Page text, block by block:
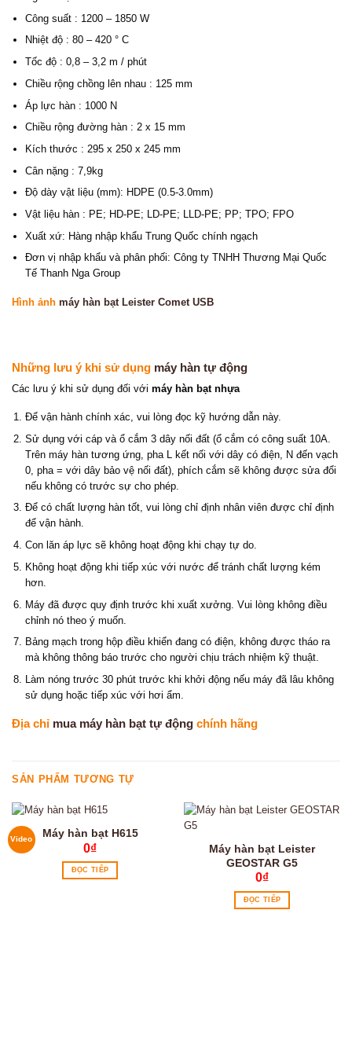
Công suất : 1200 – 1850 W
Nhiệt độ : 80 – 420 ° C
Tốc độ : 0,8 – 3,2 m / phút
Chiều rộng chồng lên nhau : 125 mm
Áp lực hàn : 1000 N
Chiều rộng đường hàn : 2 x 15 mm
Kích thước : 295 x 250 x 245 mm
Cân nặng : 7,9kg
Độ dày vật liệu (mm): HDPE (0.5-3.0mm)
Vật liệu hàn : PE; HD-PE; LD-PE; LLD-PE; PP; TPO; FPO
Xuất xứ: Hàng nhập khẩu Trung Quốc chính ngạch
Đơn vị nhập khẩu và phân phối: Công ty TNHH Thương Mại Quốc
Tế Thanh Nga Group
Hình ảnh máy hàn bạt Leister Comet USB
Những lưu ý khi sử dụng máy hàn tự động
Các lưu ý khi sử dụng đối với máy hàn bạt nhựa
Để vận hành chính xác, vui lòng đọc kỹ hướng dẫn này.
Sử dụng với cáp và ổ cắm 3 dây nối đất (ổ cắm có công suất 10A.
Trên máy hàn tương ứng, pha L kết nối với dây có điện, N đến vạch
0, pha = với dây bảo vệ nối đất), phích cắm sẽ không được sửa đổi
nếu không có trước sự cho phép.
Để có chất lượng hàn tốt, vui lòng chỉ định nhân viên được chỉ định
để vận hành.
Con lăn áp lực sẽ không hoạt động khi chạy tự do.
Không hoạt động khi tiếp xúc với nước để tránh chất lượng kém
hơn.
Máy đã được quy định trước khi xuất xưởng. Vui lòng không điều
chỉnh nó theo ý muốn.
Bảng mạch trong hộp điều khiển đang có điện, không được tháo ra
mà không thông báo trước cho người chịu trách nhiệm kỹ thuật.
Làm nóng trước 30 phút trước khi khởi động nếu máy đã lâu không
sử dụng hoặc tiếp xúc với hơi ẩm.
Địa chỉ mua máy hàn bạt tự động chính hãng
SẢN PHẨM TƯƠNG TỰ
Video Máy hàn bạt H615
0₫
ĐỌC TIẾP
Máy hàn bạt Leister
GEOSTAR G5
0₫
ĐỌC TIẾP